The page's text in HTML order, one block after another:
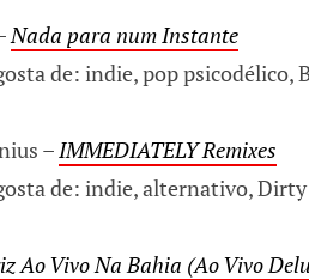
Nada para num Instante
de: indie, pop psicodélico,
– IMMEDIATELY Remixes
de: indie, alternativo,
Ao Vivo Na Bahia (Ao Vivo